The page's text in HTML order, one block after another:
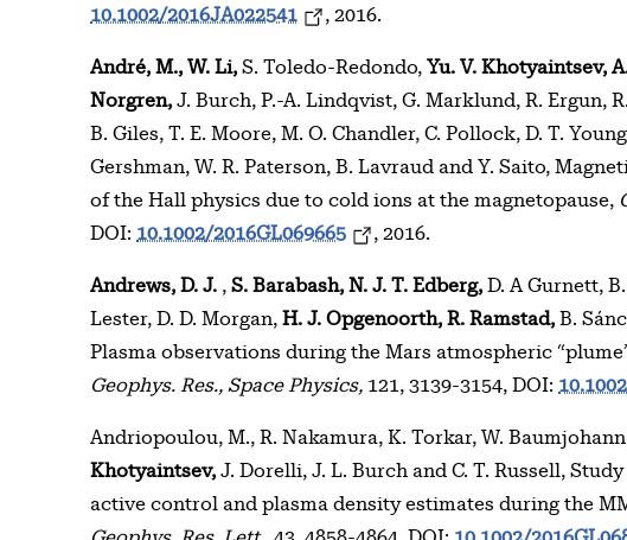
10.1002/2016JA022541
, 2016.
André, M., W. Li, S. Toledo-Redondo, Yu. V. Khotyaintsev,
Norgren, J. Burch, P.-A. Lindqvist, G. Marklund, R. Ergun,
B. Giles, T. E. Moore, M. O. Chandler, C. Pollock, D. T.
Gershman, W. R. Paterson, B. Lavraud and Y. Saito,
of the Hall physics due to cold ions at the magnetopause,
DOI: 10.1002/2016GL069665 , 2016.
Andrews, D. J. , S. Barabash, N. J. T. Edberg, D. A Gurnett,
Lester, D. D. Morgan, H. J. Opgenoorth, R. Ramstad, B.
Plasma observations during the Mars atmospheric
Geophys. Res., Space Physics, 121, 3139-3154, DOI:
Andriopoulou, M., R. Nakamura, K. Torkar, W.
Khotyaintsev, J. Dorelli, J. L. Burch and C. T. Russell,
active control and plasma density estimates during the